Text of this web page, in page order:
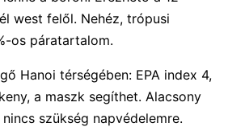
west felől. Nehéz, trópusi
os páratartalom.
Hanoi térségében: EPA index 4,
a maszk segíthet. Alacsony
szükség napvédelemre.